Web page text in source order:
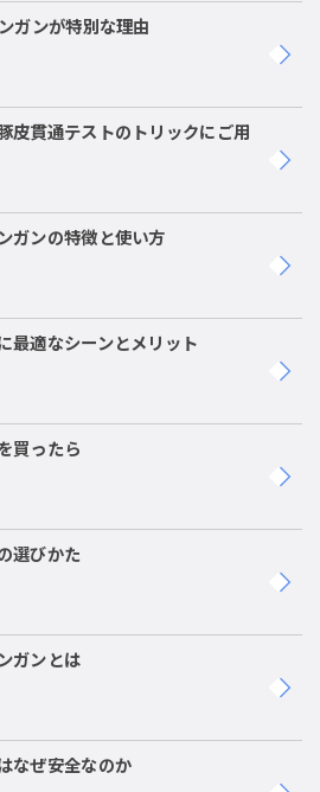
ガンが特別な理由
皮貫通テストのトリックにご用
ガンの特徴と使い方
最適なシーンとメリット
買ったら
選びかた
ガンとは
なぜ安全なのか